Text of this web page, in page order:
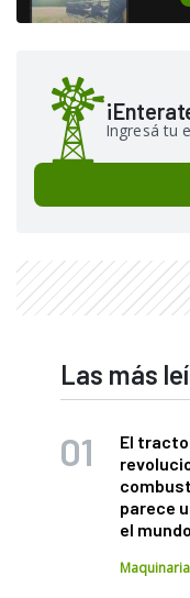
Ingresá tu
Las más
El
parece
el